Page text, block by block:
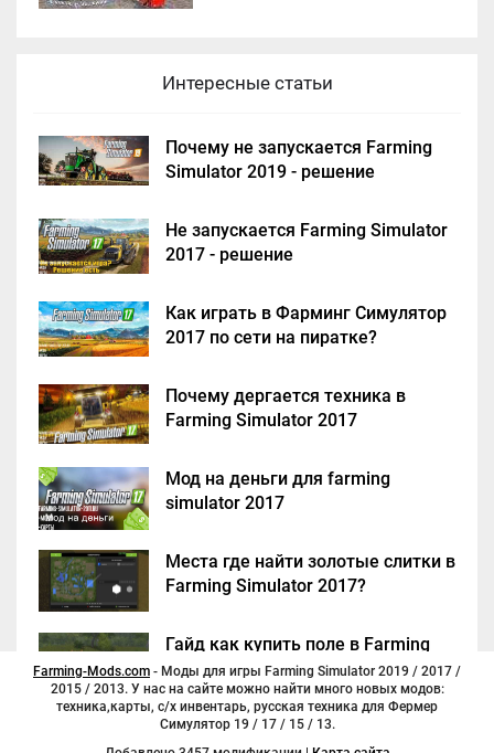
Интересные статьи
Почему не запускается Farming
Simulator 2019 - решение
Не запускается Farming Simulator
2017 - решение
Как играть в Фарминг Симулятор
2017 по сети на пиратке?
Почему дергается техника в
Farming Simulator 2017
Мод на деньги для farming
simulator 2017
Места где найти золотые слитки в
Farming Simulator 2017?
Гайд как купить поле в Farming
Simulator 2017
Farming-Mods.com
2015 / 2013. У нас на сайте можно найти много новых модов:
техника,карты, с/х инвентарь, русская техника для Фермер
Симулятор 19 / 17 / 15 / 13.